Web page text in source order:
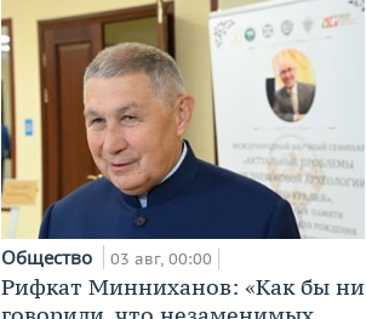
Общество 03 авг, 00:00
Рифкат Минниханов: «Как бы ни